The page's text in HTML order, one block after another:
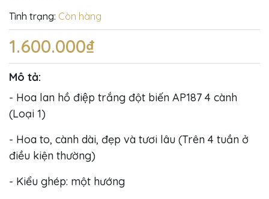
Tình trạng: Còn hàng
1.600.000₫
Mô tả:
- Hoa lan hồ điệp trắng đột biến AP187 4 cành
(Loại 1)
- Hoa to, cành dài, đẹp và tươi lâu (Trên 4 tuần ở
điều kiện thường)
- Kiểu ghép: một hướng